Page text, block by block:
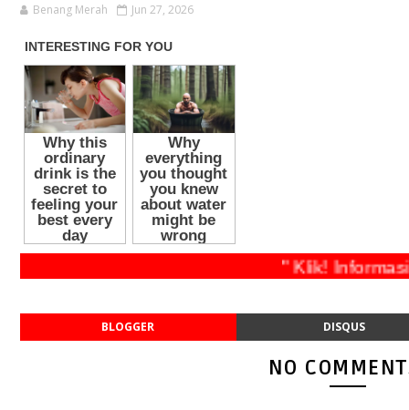
Benang Merah Jun 27, 2026
" Klik!
BLOGGER DISQUS
NO